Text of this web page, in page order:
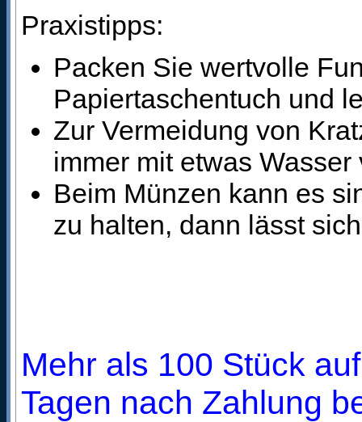
Praxistipps:
Packen Sie wertvolle
Papiertaschentuch und
Zur Vermeidung von
immer mit etwas
Beim Münzen kann es
zu halten, dann lässt
Mehr als 100 Stück
Tagen nach Zahlung